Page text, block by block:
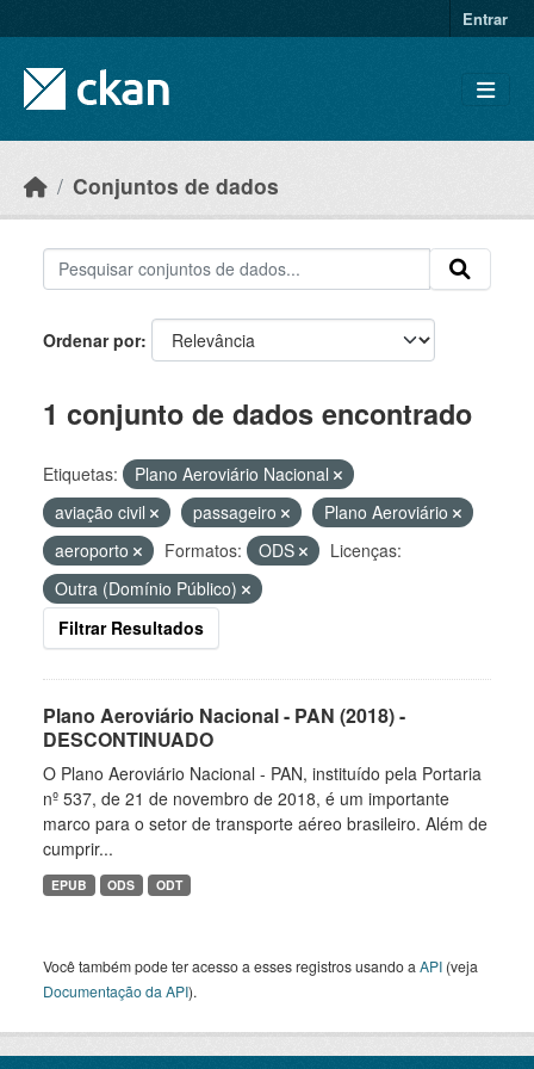
Entrar
Conjuntos de dados
Ordenar por
1 conjunto de dados encontrado
Etiquetas:
Plano Aeroviário Nacional
aviação civil
passageiro
Plano Aeroviário
aeroporto
Formatos: ODS
Licenças:
Outra (Domínio Público)
Filtrar Resultados
Plano Aeroviário Nacional - PAN (2018) -
DESCONTINUADO
O Plano Aeroviário Nacional - PAN, instituído pela Portaria
nº 537, de 21 de novembro de 2018, é um importante
marco para o setor de transporte aéreo brasileiro. Além de
cumprir...
EPUB ODS ODT
Você também pode ter acesso a esses registros usando a API (veja
Documentação da API).